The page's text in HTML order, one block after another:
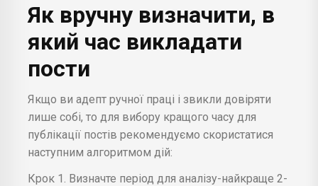
Як вручну визначити, в
який час викладати
пости
Якщо ви адепт ручної праці і звикли довіряти
лише собі, то для вибору кращого часу для
публікації постів рекомендуємо скористатися
наступним алгоритмом дій:
Крок 1. Визначте період для аналізу-найкраще 2-